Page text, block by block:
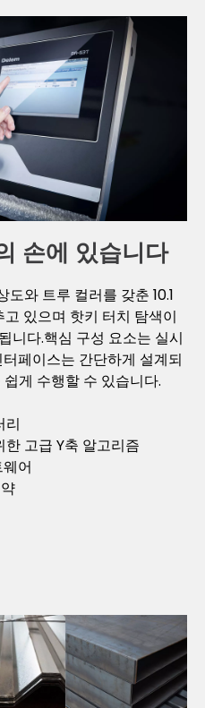
손에 있습니다
와 트루 컬러를 갖춘 10.1
있으며 핫키 터치 탐색이
니다.핵심 구성 요소는 실시
페이스는 간단하게 설계되
게 수행할 수 있습니다.
리
고급 Y축 알고리즘
어